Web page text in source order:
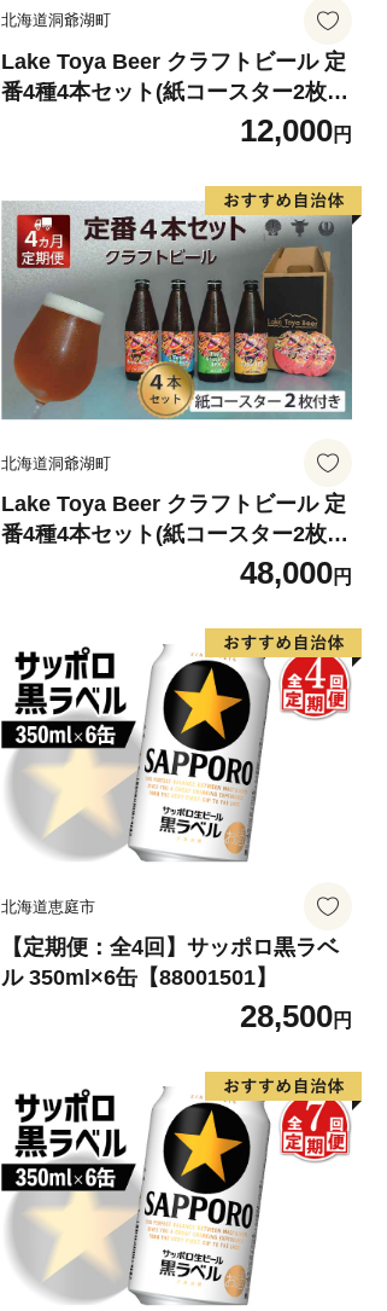
北海道洞爺湖町
Lake Toya Beer クラフトビール 定
番4種4本セット(紙コースター2枚
付) お酒 瓶ビール アルコール 晩酌
バーベキュー BBQ 家飲み 宅飲み
12,000円
北海道洞爺湖町
Lake Toya Beer クラフトビール 定
番4種4本セット(紙コースター2枚
付) 4カ月連続お届け お酒 瓶ビール
アルコール 晩酌 バーベキュー BBQ
家飲み 宅飲み 飲み比べ
48,000円
北海道恵庭市
【定期便：全4回】サッポロ黒ラベ
ル 350ml×6缶【88001501】
28,500円